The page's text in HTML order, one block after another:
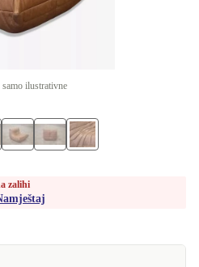
ilustrativne
zalihi